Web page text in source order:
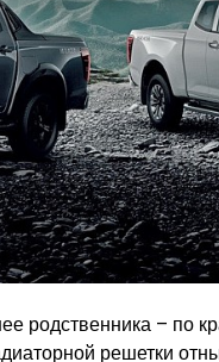
родственника – по
решетки